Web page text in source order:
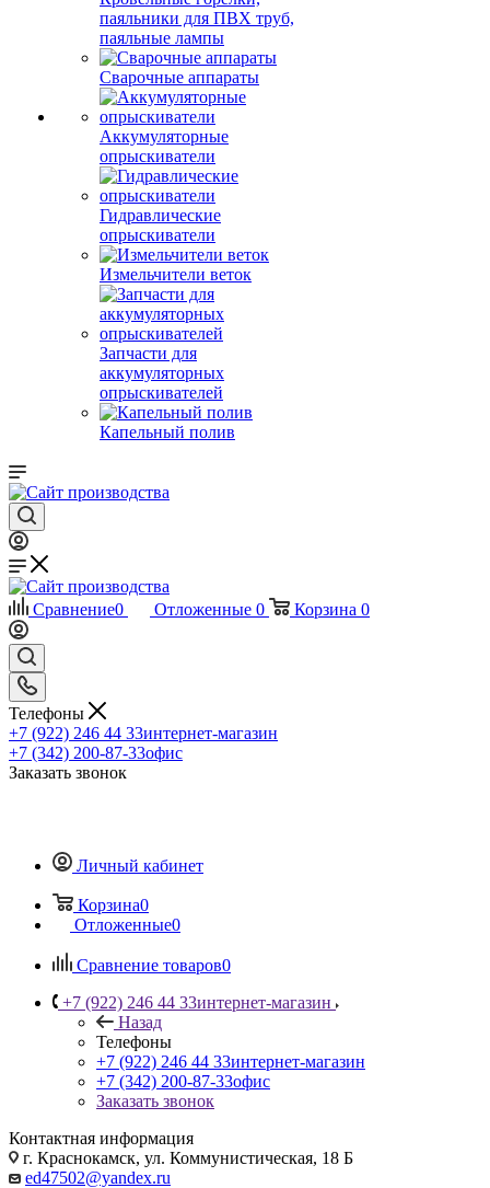
паяльники для ПВХ труб,
паяльные лампы
Сварочные аппараты
Аккумуляторные
опрыскиватели
Гидравлические
опрыскиватели
Измельчители веток
Запчасти для
аккумуляторных
опрыскивателей
Капельный полив
Сравнение0 Отложенные 0 Корзина 0
Телефоны
+7 (922) 246 44 33интернет-магазин
+7 (342) 200-87-33офис
Заказать звонок
Личный кабинет
Корзина0
Отложенные0
Сравнение товаров0
+7 (922) 246 44 33интернет-магазин
Назад
Телефоны
+7 (922) 246 44 33интернет-магазин
+7 (342) 200-87-33офис
Заказать звонок
Контактная информация
г. Краснокамск, ул. Коммунистическая, 18 Б
ed47502@yandex.ru